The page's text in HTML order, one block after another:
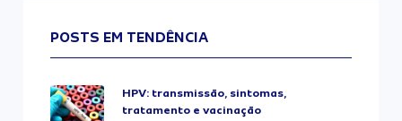
POSTS EM TENDÊNCIA
HPV: transmissão, sintomas,
tratamento e vacinação